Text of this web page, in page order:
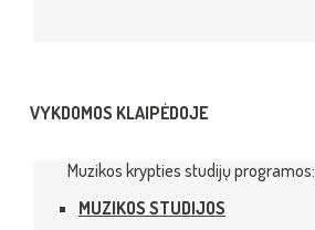
VYKDOMOS KLAIPĖDOJE
Muzikos krypties studijų programos:
MUZIKOS STUDIJOS